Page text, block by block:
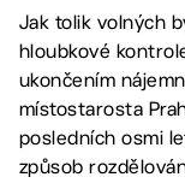
Jak tolik volných
hloubkové
ukončením
místostarosta
posledních osmi
způsob